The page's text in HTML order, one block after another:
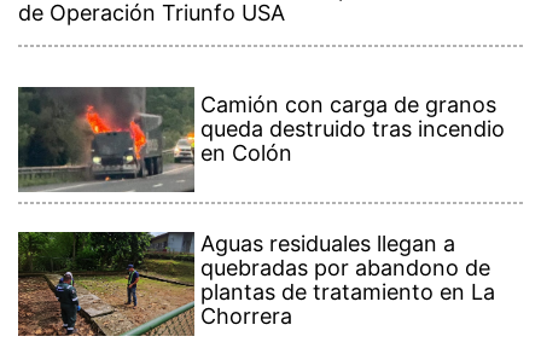
de Operación Triunfo USA
Camión con carga de granos
queda destruido tras incendio
en Colón
Aguas residuales llegan a
quebradas por abandono de
plantas de tratamiento en La
Chorrera